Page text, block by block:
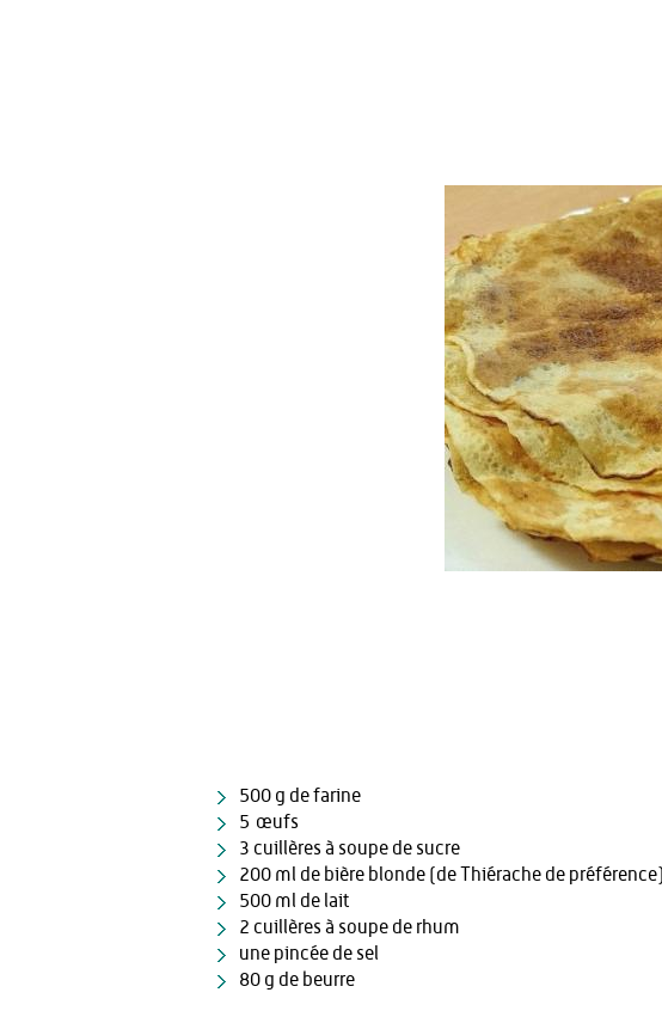
500 g de farine
5 œufs
3 cuillères à soupe de sucre
200 ml de bière blonde (de Thiérache de préférence)
500 ml de lait
2 cuillères à soupe de rhum
une pincée de sel
80 g de beurre